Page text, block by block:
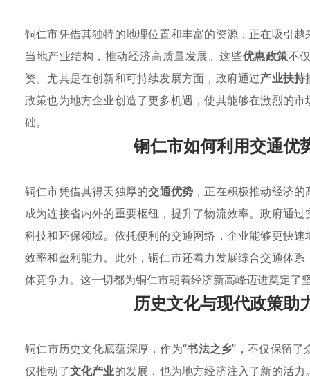
铜仁市凭借其独特的地理位置和丰富的资源，正在吸引
当地产业结构，推动经济高质量发展。这些优惠政策不
资。尤其是在创新和可持续发展方面，政府通过产业扶持
政策也为地方企业创造了更多机遇，使其能够在激烈的
础。
铜仁市如何利用交通优
铜仁市凭借其得天独厚的交通优势 ，正在积极推动经济
成为连接省内外的重要枢纽，提升了物流效率。政府通过
科技和环保领域。依托便利的交通网络，企业能够更快
效率和盈利能力。此外，铜仁市还着力发展综合交通体
体竞争力。这一切都为铜仁市朝着经济新高峰迈进奠定了
历史文化与现代政策助
铜仁市历史文化底蕴深厚，作为“书法之乡”，不仅保留了
仅推动了文化产业的发展，也为地方经济注入了新的活